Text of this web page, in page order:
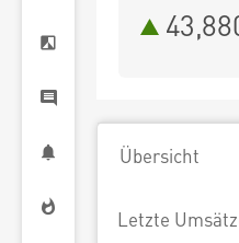
Übersicht
Letzte